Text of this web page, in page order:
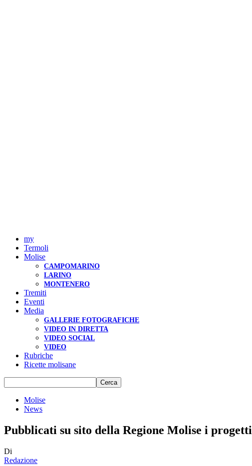
my
Termoli
Molise
CAMPOMARINO
LARINO
MONTENERO
Tremiti
Eventi
Media
GALLERIE FOTOGRAFICHE
VIDEO IN DIRETTA
VIDEO SOCIAL
VIDEO
Rubriche
Ricette molisane
Molise
News
Pubblicati su sito della Regione Molise i
Di
Redazione